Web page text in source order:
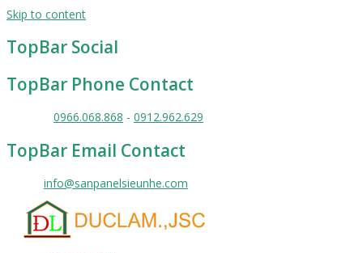
Skip to content
TopBar Social
TopBar Phone Contact
0966.068.868 - 0912.962.629
TopBar Email Contact
info@sanpanelsieunhe.com